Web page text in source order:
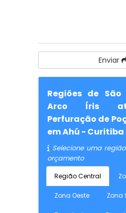
Enviar
Regiões de
Arco Íris
Perfuração de
em Ahú - Curitiba
Selecione uma
orçamento
Região Central
Zona Oeste Zona